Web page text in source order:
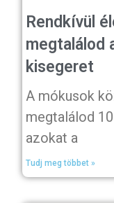
Rendkívül
megtalálod
kisegeret
A mókusok
megtalálod
azokat a
Tudj meg többet »